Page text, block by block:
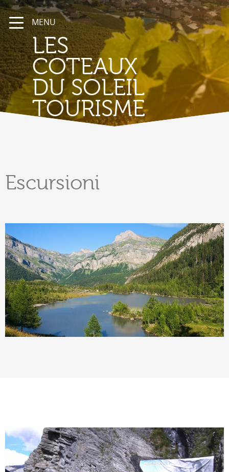
MENU
LES
COTEAUX
DU SOLEIL
TOURISME
Escursioni